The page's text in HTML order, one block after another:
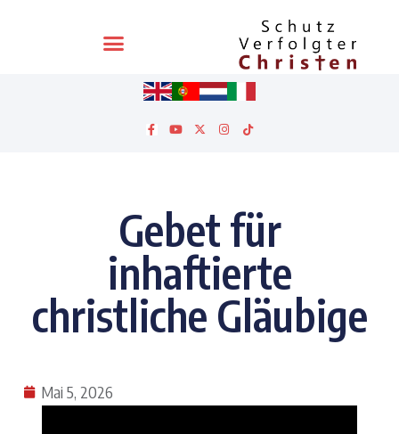
Gebet für
inhaftierte
christliche Gläubige
Mai 5, 2026